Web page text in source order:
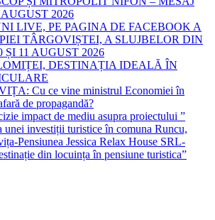
2026
LIVE, PE PAGINA DE FACEBOOK A
TÂRGOVIȘTEI, A SLUJBELOR DIN
ȘI 11 AUGUST 2026
DESTINAȚIA IDEALĂ ÎN
Cu ce vine ministrul Economiei în
de propagandă?
impact de mediu asupra proiectului ”
unei investiții turistice în comuna Runcu,
Pensiunea Jessica Relax House SRL-
din locuința în pensiune turistica”